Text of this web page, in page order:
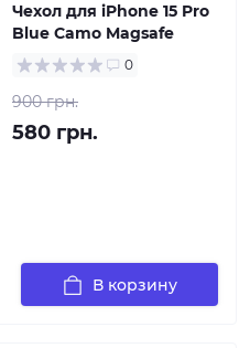
Чехол для iPhone 15 Pro
Blue Camo Magsafe
0
900 грн.
580 грн.
В корзину